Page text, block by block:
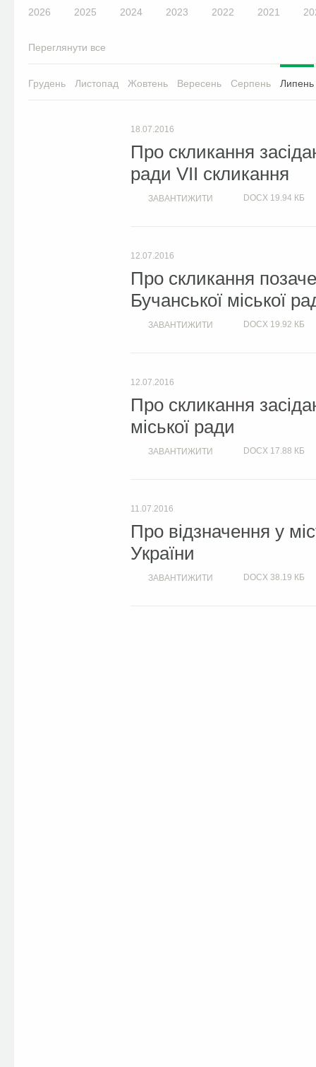
2026 2025 2024 2023 2022 2021
Переглянути все
Грудень Листопад Жовтень Вересень Серпень Липень
18.07.2016
Про скликання
ради VІІ скликання
ЗАВАНТИЖИТИ DOCX 19.94 КБ
12.07.2016
Про скликання
Бучанської міської
ЗАВАНТИЖИТИ DOCX 19.92 КБ
12.07.2016
Про скликання
міської ради
ЗАВАНТИЖИТИ DOCX 17.88 КБ
11.07.2016
Про відзначення у
України
ЗАВАНТИЖИТИ DOCX 38.19 КБ